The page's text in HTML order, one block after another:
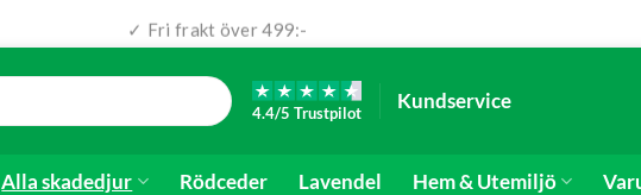
✓ Snabb leverans (1-3 dagar)
4.4/5 Trustpilot
Kundservice
Alla skadedjur Rödceder Lavendel Hem & Utemiljö